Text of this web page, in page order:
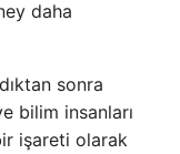
daha
sonra
bilim insanları
işareti olarak